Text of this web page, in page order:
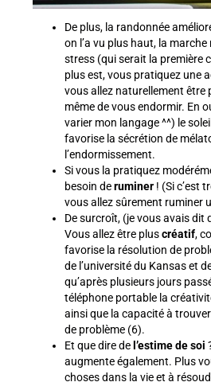
De plus, la randonnée
on l’a vu plus haut, la
stress (qui serait la première
plus est, vous pratiquez une
vous allez naturellement être
même de vous endormir. En
varier mon langage ^^) le
favorise la sécrétion de
l’endormissement.
Si vous la pratiquez
besoin deruminer! (Si c’est
vous allez sûrement ruminer
De surcroît, (je vous avais dit
Vous allez être pluscréatif,
favorise la résolution de
de l’université du Kansas et
qu’après plusieurs jours
téléphone portable la
ainsi que la capacité à
de problème (6).
Et que dire del’estime de soi
augmente également. Plus
choses dans la vie et à